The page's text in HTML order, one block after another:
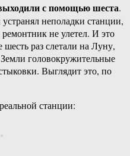
с помощью шеста.
неполадки станции,
не улетел. И это
раз слетали на Луну,
головокружительные
Выглядит это, по
станции: